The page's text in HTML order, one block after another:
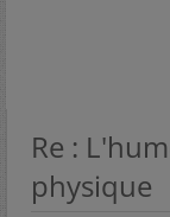
Re :
physique